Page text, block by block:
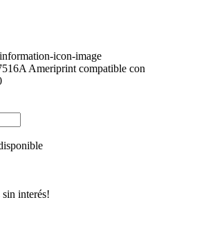
Ameriprint compatible con
sin interés!